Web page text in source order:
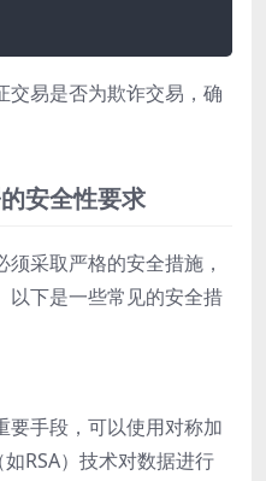
交易是否为欺诈交易，确
安全性要求
采取严格的安全措施，
以下是一些常见的安全措
要手段，可以使用对称加
RSA）技术对数据进行